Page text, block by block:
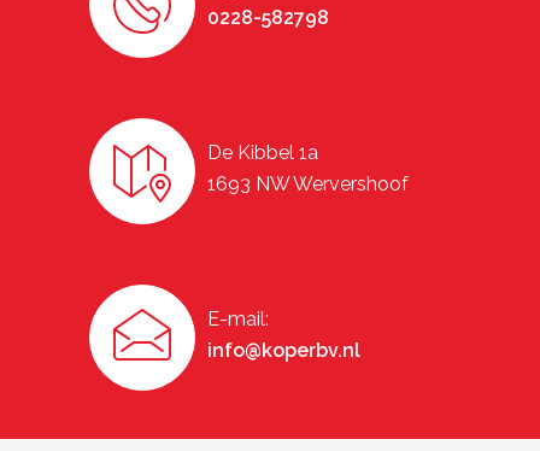
0228-582798
De Kibbel 1a
1693 NW Wervershoof
E-mail:
info@koperbv.nl